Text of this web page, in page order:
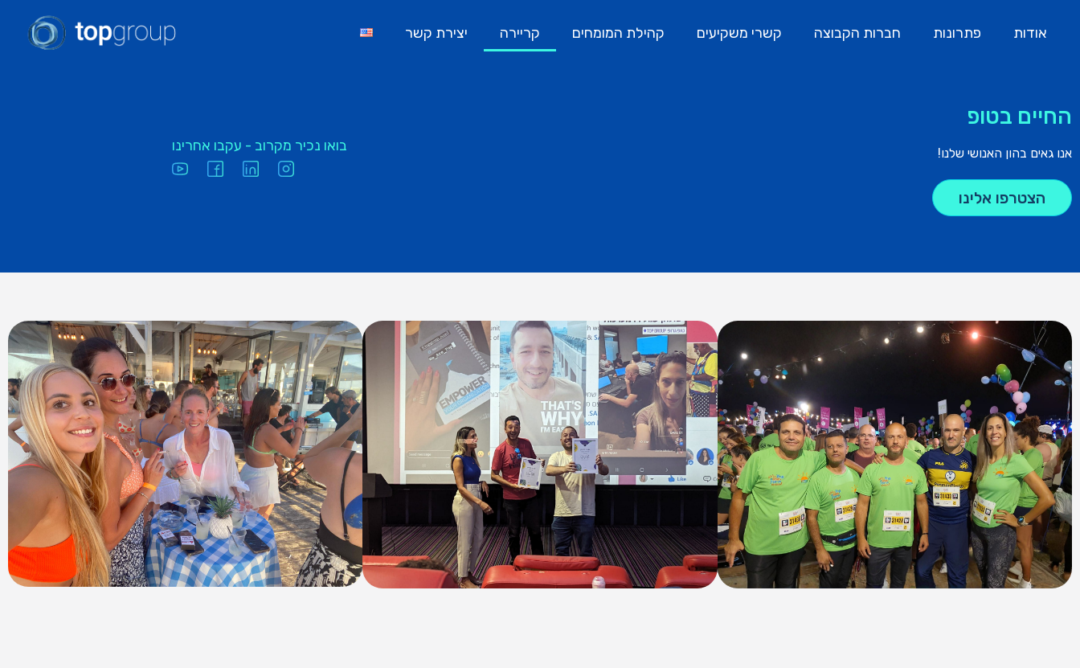
אודות פתרונות חברות הקבוצה קשרי משקיעים קהילת המומחים קריירה יצירת קשר
החיים בטופ
אנו גאים בהון האנושי שלנו!
הצטרפו אלינו
בואו נכיר מקרוב - עקבו אחרינו